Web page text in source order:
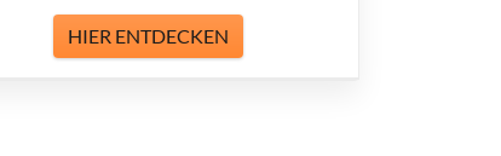
HIER ENTDECKEN